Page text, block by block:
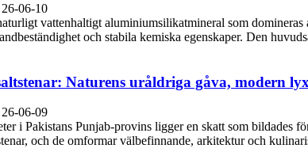
06-10
vattenhaltigt aluminiumsilikatmineral som
och stabila kemiska egenskaper. Den
Naturens uråldriga gåva, modern lyx
06-09
i Pakistans Punjab-provins ligger en skatt som bildades
och de omformar välbefinnande, arkitektur och